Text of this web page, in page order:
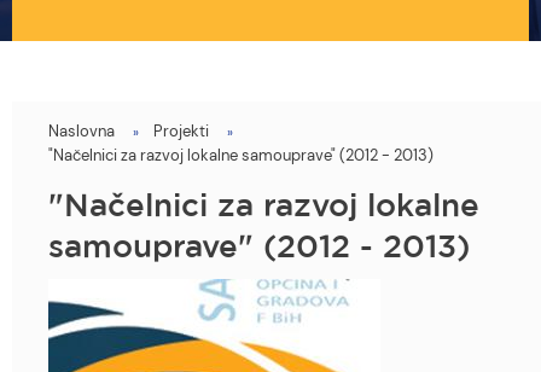
You
here
Naslovna
Projekti
"Načelnici za razvoj lokalne samouprave" (2012 - 2013)
"Načelnici za razvoj lokalne
samouprave" (2012 - 2013)